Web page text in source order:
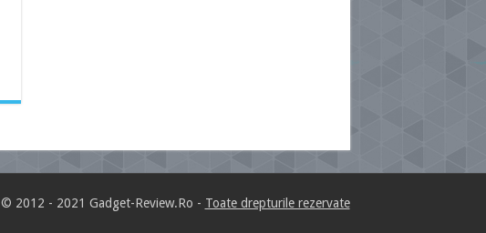
© 2012 - 2021 Gadget-Review.Ro - Toate drepturile rezervate